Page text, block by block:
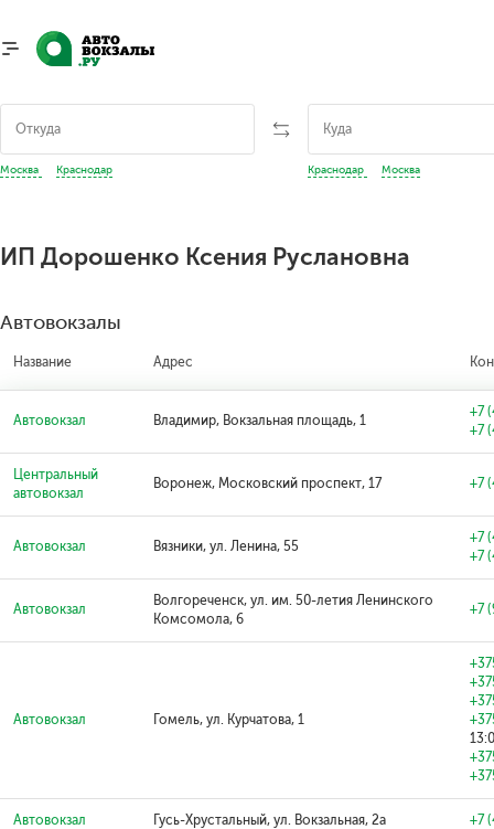
Москва Краснодар Краснодар Москва
ИП Дорошенко Ксения Руслановна
Автовокзалы
Название Адрес
Автовокзал Владимир, Вокзальная площадь, 1
+7
+7
Центральный
автовокзал
Воронеж, Московский проспект, 17 +7
Автовокзал Вязники, ул. Ленина, 55
+7
+7
Автовокзал
Волгореченск, ул. им. 50-летия Ленинского
Комсомола, 6
+7
Автовокзал Гомель, ул. Курчатова, 1
Автовокзал Гусь-Хрустальный, ул. Вокзальная, 2а +7